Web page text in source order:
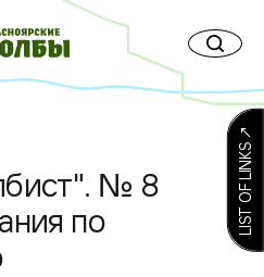
№ 8
по
LIST OF LINKS ↗